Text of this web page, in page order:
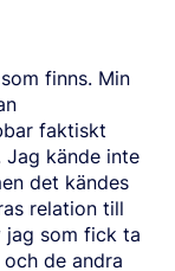
RÖR
Suomi
finns. Min
faktiskt
Jag kände inte
det kändes
relation till
jag som fick ta
de andra